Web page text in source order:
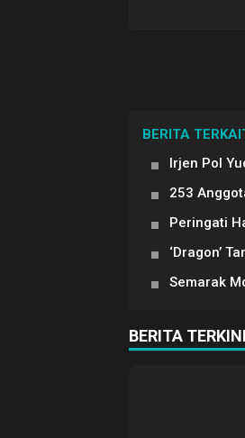
BERITA
Irjen Pol
253
Peringati
‘Dragon’
Semarak
BERITA TERKINI